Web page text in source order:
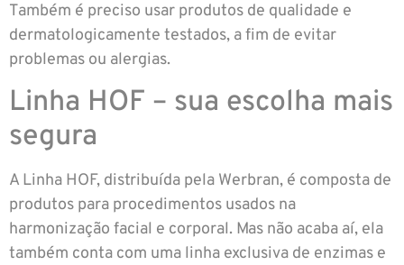
Também é preciso usar produtos de qualidade e
dermatologicamente testados, a fim de evitar
problemas ou alergias.
Linha HOF – sua escolha mais
segura
A Linha HOF, distribuída pela Werbran, é composta de
produtos para procedimentos usados na
harmonização facial e corporal. Mas não acaba aí, ela
também conta com uma linha exclusiva de enzimas e